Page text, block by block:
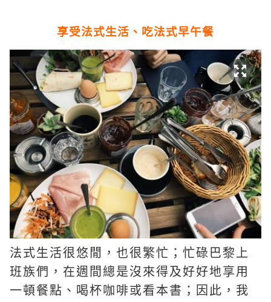
享受法式生活、吃法式早午餐
法式生活很悠閒，也很繁忙；忙碌巴黎上
班族們，在週間總是沒來得及好好地享用
一頓餐點、喝杯咖啡或看本書；因此，我